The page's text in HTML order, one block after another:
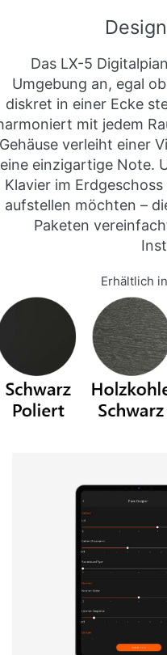
Das LX-5
Umgebung an, egal
diskret in einer Ecke
mit jedem
verleiht einer
eine einzigartige Note.
Klavier im
aufstellen möchten –
Paketen
Erhältlich